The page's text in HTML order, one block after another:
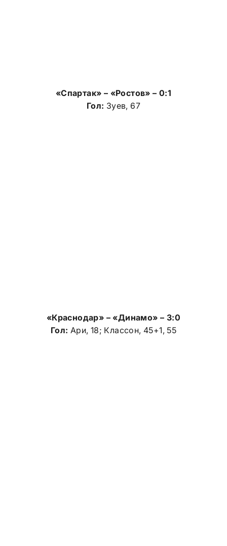
«Спартак» – «Ростов» – 0:1
Гол: Зуев, 67
«Краснодар» – «Динамо» – 3:0
Гол: Ари, 18; Классон, 45+1, 55